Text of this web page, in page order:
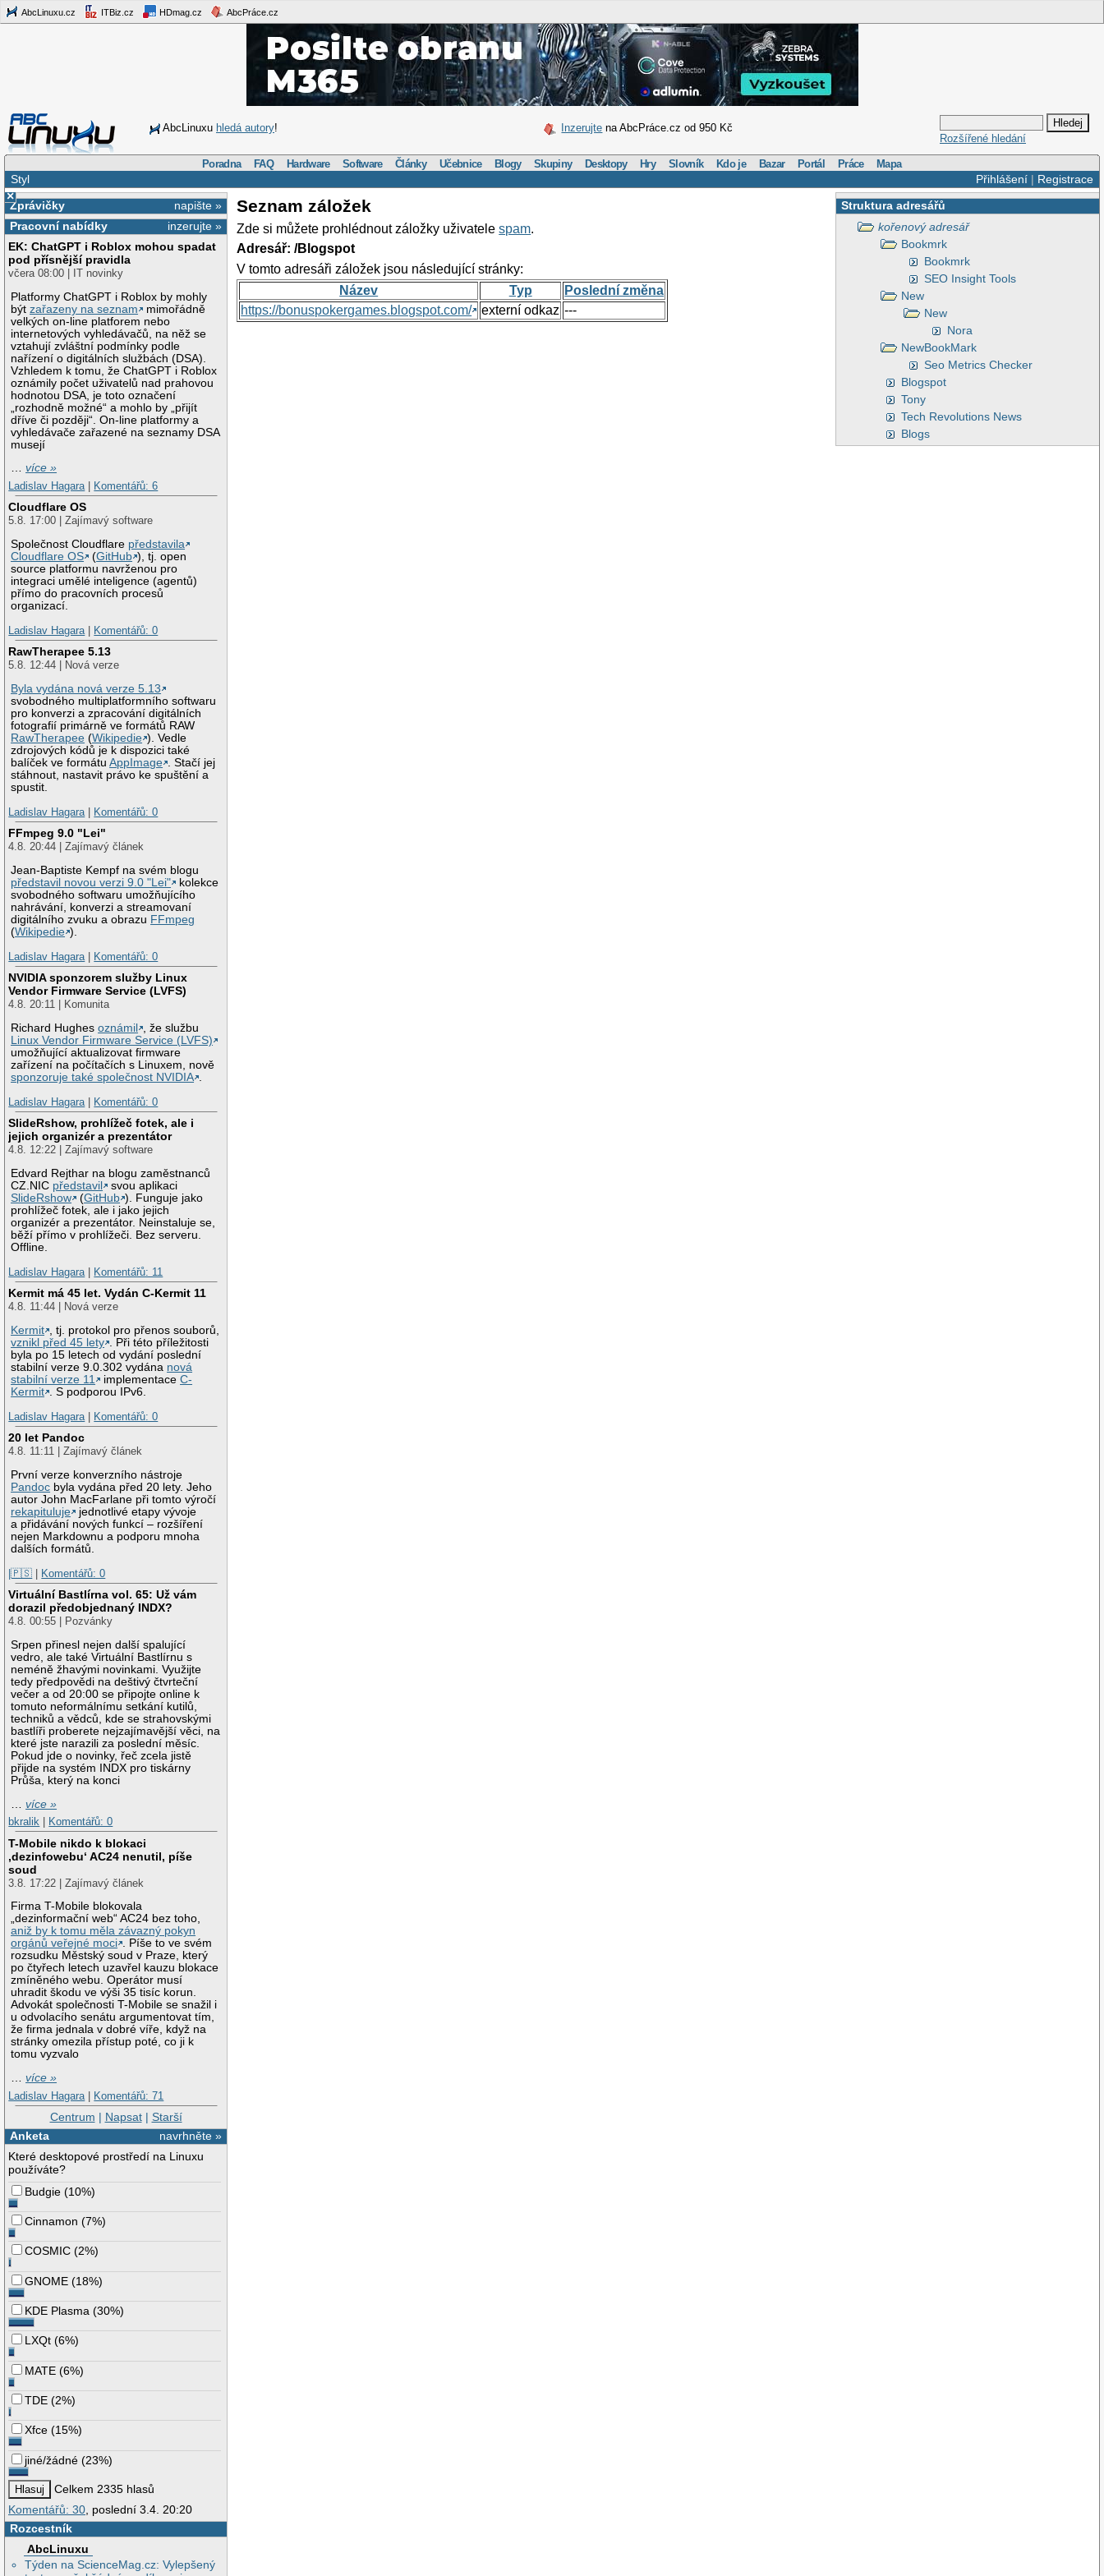
AbcLinuxu.cz ITBiz.cz HDmag.cz AbcPráce.cz
AbcLinuxu hledá autory! Inzerujte na AbcPráce.cz od 950 Kč
Rozšířené hledání
Poradna FAQ Hardware Software Články Učebnice Blogy Skupiny Desktopy Hry Slovník Kdo je Bazar Portál Práce Mapa
Přihlášení| Registrace
Styl
×
napište »
Zprávičky
inzerujte »
Pracovní nabídky
EK: ChatGPT i Roblox mohou spadat
pod přísnější pravidla
včera 08:00 | IT novinky
Platformy ChatGPT i Roblox by mohly
býtzařazeny na seznam
mimořádně
velkých on-line platforem nebo
internetových vyhledávačů, na něž se
vztahují zvláštní podmínky podle
nařízení o digitálních službách (DSA).
Vzhledem k tomu, že ChatGPT i Roblox
oznámily počet uživatelů nad prahovou
hodnotou DSA, je toto označení
„rozhodně možné“ a mohlo by „přijít
dříve či později“. On-line platformy a
vyhledávače zařazené na seznamy DSA
musejí
…více »
Ladislav Hagara
Komentářů: 6
Cloudflare OS
5.8. 17:00 | Zajímavý software
Společnost Cloudflare představila
Cloudflare OS
(GitHub ), tj. open
source platformu navrženou pro
integraci umělé inteligence (agentů)
přímo do pracovních procesů
organizací.
Ladislav Hagara
Komentářů: 0
RawTherapee 5.13
5.8. 12:44 | Nová verze
Byla vydána nová verze 5.13
svobodného multiplatformního softwaru
pro konverzi a zpracování digitálních
fotografií primárně ve formátů RAW
RawTherapee (Wikipedie ). Vedle
zdrojových kódů je k dispozici také
balíček ve formátuAppImage . Stačí jej
stáhnout, nastavit právo ke spuštění a
spustit.
Ladislav Hagara
Komentářů: 0
FFmpeg 9.0 "Lei"
4.8. 20:44 | Zajímavý článek
Jean-Baptiste Kempf na svém blogu
představil novou verzi 9.0 "Lei"
kolekce
svobodného softwaru umožňujícího
nahrávání, konverzi a streamovaní
digitálního zvuku a obrazu FFmpeg
(Wikipedie ).
Ladislav Hagara
Komentářů: 0
NVIDIA sponzorem služby Linux
Vendor Firmware Service (LVFS)
4.8. 20:11 | Komunita
Richard Hughesoznámil
, že službu
Linux Vendor Firmware Service (LVFS)
umožňující aktualizovat firmware
zařízení na počítačích s Linuxem, nově
sponzoruje také společnost NVIDIA .
Ladislav Hagara | Komentářů: 0
SlideRshow, prohlížeč fotek, ale i
jejich organizér a prezentátor
4.8. 12:22 | Zajímavý software
Edvard Rejthar na blogu zaměstnanců
CZ.NIC představil
svou aplikaci
SlideRshow
(GitHub ). Funguje jako
prohlížeč fotek, ale i jako jejich
organizér a prezentátor. Neinstaluje se,
běží přímo v prohlížeči. Bez serveru.
Offline.
Ladislav Hagara | Komentářů: 11
Kermit má 45 let. Vydán C-Kermit 11
4.8. 11:44 | Nová verze
Kermit , tj. protokol pro přenos souborů,
vznikl před 45 lety . Při této příležitosti
byla po 15 letech od vydání poslední
stabilní verze 9.0.302 vydána nová
stabilní verze 11
implementaceC-
Kermit . S podporou IPv6.
Ladislav Hagara | Komentářů: 0
20 let Pandoc
4.8. 11:11 | Zajímavý článek
První verze konverzního nástroje
Pandoc byla vydána před 20 lety. Jeho
autor John MacFarlane při tomto výročí
rekapituluje
jednotlivé etapy vývoje
a přidávání nových funkcí – rozšíření
nejen Markdownu a podporu mnoha
dalších formátů.
|🇵🇸 | Komentářů: 0
Virtuální Bastlírna vol. 65: Už vám
dorazil předobjednaný INDX?
4.8. 00:55 | Pozvánky
Srpen přinesl nejen další spalující
vedro, ale také Virtuální Bastlírnu s
neméně žhavými novinkami. Využijte
tedy předpovědi na deštivý čtvrteční
večer a od 20:00 se připojte online k
tomuto neformálnímu setkání kutilů,
techniků a vědců, kde se strahovskými
bastlíři proberete nejzajímavější věci, na
které jste narazili za poslední měsíc.
Pokud jde o novinky, řeč zcela jistě
přijde na systém INDX pro tiskárny
Průša, který na konci
…více »
bkralik
Komentářů: 0
T-Mobile nikdo k blokaci
‚dezinfowebu‘ AC24 nenutil, píše
soud
3.8. 17:22 | Zajímavý článek
Firma T-Mobile blokovala
„dezinformační web“ AC24 bez toho,
aniž by k tomu měla závazný pokyn
orgánů veřejné moci . Píše to ve svém
rozsudku Městský soud v Praze, který
po čtyřech letech uzavřel kauzu blokace
zmíněného webu. Operátor musí
uhradit škodu ve výši 35 tisíc korun.
Advokát společnosti T-Mobile se snažil i
u odvolacího senátu argumentovat tím,
že firma jednala v dobré víře, když na
stránky omezila přístup poté, co ji k
tomu vyzvalo
…více »
Ladislav Hagara | Komentářů: 71
Centrum | Napsat| Starší
navrhněte »
Anketa
Které desktopové prostředí na Linuxu
používáte?
Budgie (10%)
Cinnamon (7%)
COSMIC (2%)
GNOME (18%)
KDE Plasma (30%)
LXQt (6%)
MATE (6%)
TDE (2%)
Xfce (15%)
jiné/žádné (23%)
Celkem 2335 hlasů
Komentářů: 30, poslední 3.4. 20:20
Rozcestník
AbcLinuxu
Týden na ScienceMag.cz: Vylepšený
Struktura adresářů
kořenový adresář
Bookmrk
Bookmrk
SEO Insight Tools
New
New
Nora
NewBookMark
Seo Metrics Checker
Blogspot
Tony
Tech Revolutions News
Blogs
Seznam záložek
Zde si můžete prohlédnout záložky uživatelespam.
Adresář: /Blogspot
V tomto adresáři záložek jsou následující stránky:
Název
Typ
Poslední změna
https://bonuspokergames.blogspot.com/
externí odkaz ---